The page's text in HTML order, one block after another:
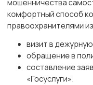
мошенничества
комфортный способ
правоохранителями
визит в
обращение в
составление
«Госуслуги».